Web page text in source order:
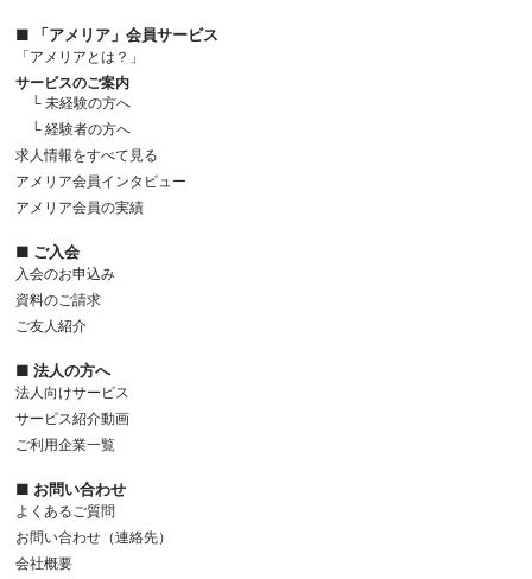
■ 「アメリア」会員サービス
「アメリアとは？」
サービスのご案内
└ 未経験の方へ
└ 経験者の方へ
求人情報をすべて見る
アメリア会員インタビュー
アメリア会員の実績
■ ご入会
入会のお申込み
資料のご請求
ご友人紹介
■ 法人の方へ
法人向けサービス
サービス紹介動画
ご利用企業一覧
■ お問い合わせ
よくあるご質問
お問い合わせ（連絡先）
会社概要